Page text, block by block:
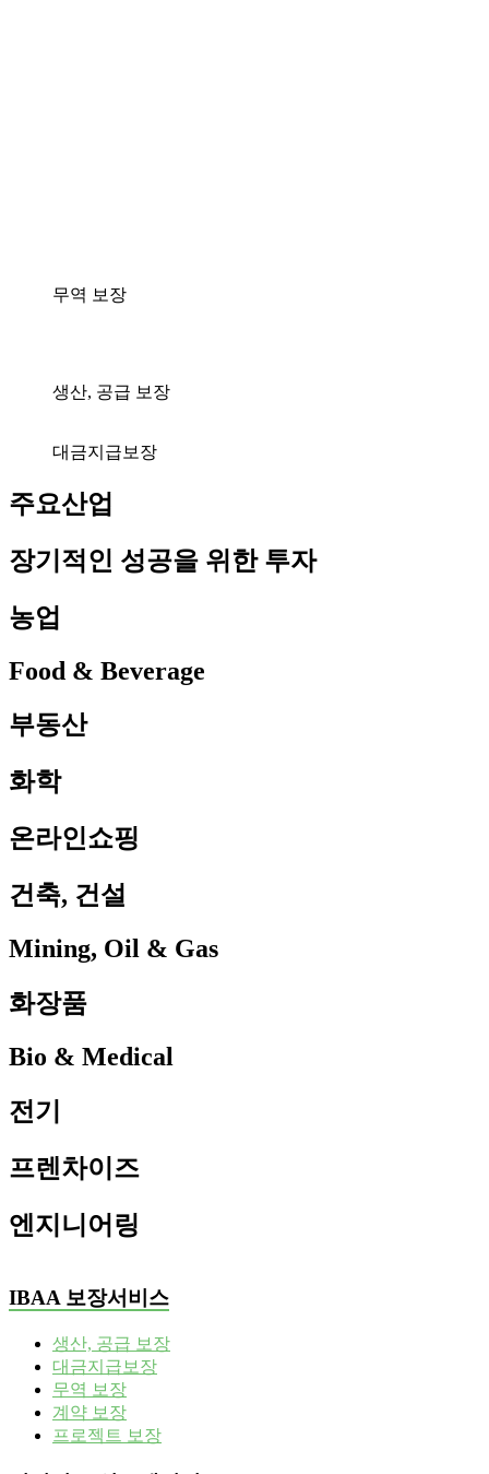
무역 보장
생산, 공급 보장
대금지급보장
주요산업
장기적인 성공을 위한 투자
농업
Food & Beverage
부동산
화학
온라인쇼핑
건축, 건설
Mining, Oil & Gas
화장품
Bio & Medical
전기
프렌차이즈
엔지니어링
IBAA 보장서비스
생산, 공급 보장
대금지급보장
무역 보장
계약 보장
프로젝트 보장